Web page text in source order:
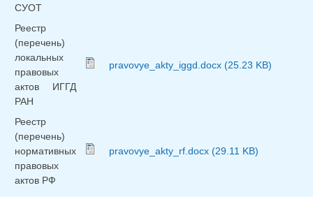
СУОТ
Реестр
(перечень)
локальных
правовых
актов ИГГД
РАН
pravovye_akty_iggd.docx (25.23 KB)
Реестр
(перечень)
нормативных
правовых
актов РФ
pravovye_akty_rf.docx (29.11 KB)